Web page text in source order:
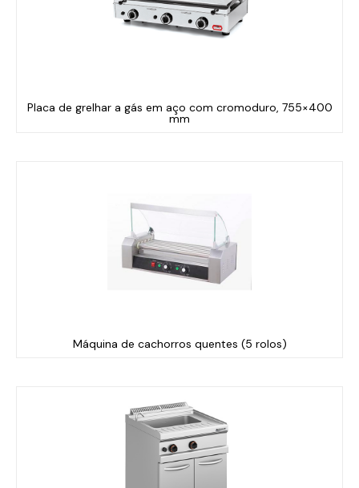
Placa de grelhar a gás em aço com cromoduro, 755×400
mm
Máquina de cachorros quentes (5 rolos)